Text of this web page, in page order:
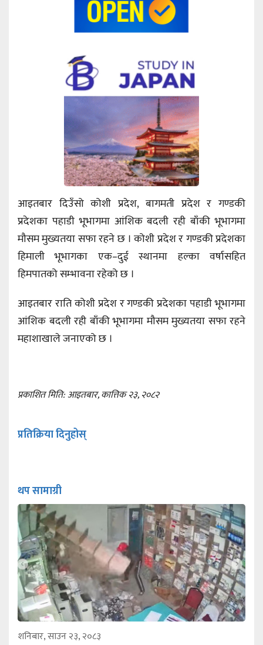
आइतबार दिउँसो कोशी प्रदेश, बागमती प्रदेश र गण्डकी
प्रदेशका पहाडी भूभागमा आंशिक बदली रही बाँकी भूभागमा
मौसम मुख्यतया सफा रहने छ । कोशी प्रदेश र गण्डकी प्रदेशका
हिमाली भूभागका एक–दुई स्थानमा हल्का वर्षासहित
हिमपातको सम्भावना रहेको छ ।
आइतबार राति कोशी प्रदेश र गण्डकी प्रदेशका पहाडी भूभागमा
आंशिक बदली रही बाँकी भूभागमा मौसम मुख्यतया सफा रहने
महाशाखाले जनाएको छ ।
प्रकाशित मिति: आइतबार, कात्तिक २३, २०८२
प्रतिक्रिया दिनुहोस्
थप सामाग्री
शनिबार, साउन २३, २०८३